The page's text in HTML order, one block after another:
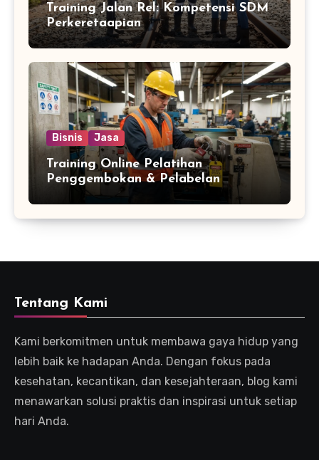
Training Jalan Rel: Kompetensi SDM
Perkeretaapian
Bisnis Jasa
Training Online Pelatihan
Penggembokan & Pelabelan
Tentang Kami
Kami berkomitmen untuk membawa gaya hidup yang
lebih baik ke hadapan Anda. Dengan fokus pada
kesehatan, kecantikan, dan kesejahteraan, blog kami
menawarkan solusi praktis dan inspirasi untuk setiap
hari Anda.